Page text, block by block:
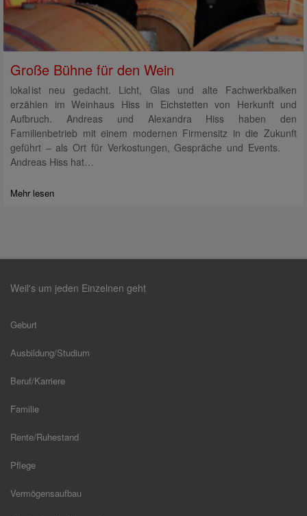
Große Bühne für den Wein
lokal ist neu gedacht. Licht, Glas und alte Fachwerkbalken
erzählen im Weinhaus Hiss in Eichstetten von Herkunft und
Aufbruch. Andreas und Alexandra Hiss haben den
Familienbetrieb mit einem modernen Firmensitz in die Zukunft
geführt – als Ort für Verkostungen, Gespräche und Events.
Andreas Hiss hat…
Mehr lesen
Weil's um jeden Einzelnen geht
Geburt
Ausbildung/Studium
Beruf/Karriere
Familie
Rente/Ruhestand
Pflege
Vermögensaufbau